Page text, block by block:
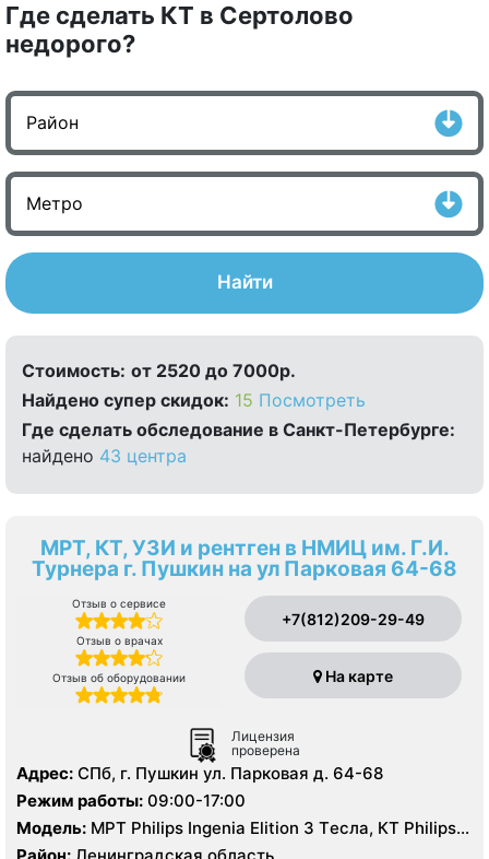
Где сделать КТ в Сертолово
недорого?
Найти
Стоимость: от 2520 до 7000р.
Найдено cупер скидок: 15 Посмотреть
Где сделать обследование в Санкт-Петербурге:
найдено 43 центра
МРТ, КТ, УЗИ и рентген в НМИЦ им. Г.И.
Турнера г. Пушкин на ул Парковая 64-68
Отзыв о сервисе
Отзыв о врачах
Отзыв об оборудовании
+7(812)209-29-49
На карте
Лицензия
проверена
Адрес: СПб, г. Пушкин ул. Парковая д. 64-68
Режим работы: 09:00-17:00
Модель: МРТ Philips Ingenia Elition 3 Tесла, КТ Philips
Brilliance 64 среза, цифровой рентген, УЗИ аппарат